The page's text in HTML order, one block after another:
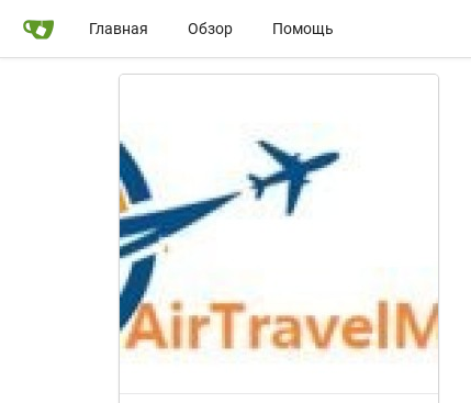
Главная Обзор Помощь